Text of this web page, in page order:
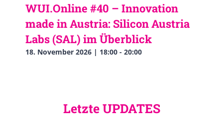
WUI.Online #40 – Innovation
made in Austria: Silicon Austria
Labs (SAL) im Überblick
18. November 2026 | 18:00 - 20:00
Letzte UPDATES